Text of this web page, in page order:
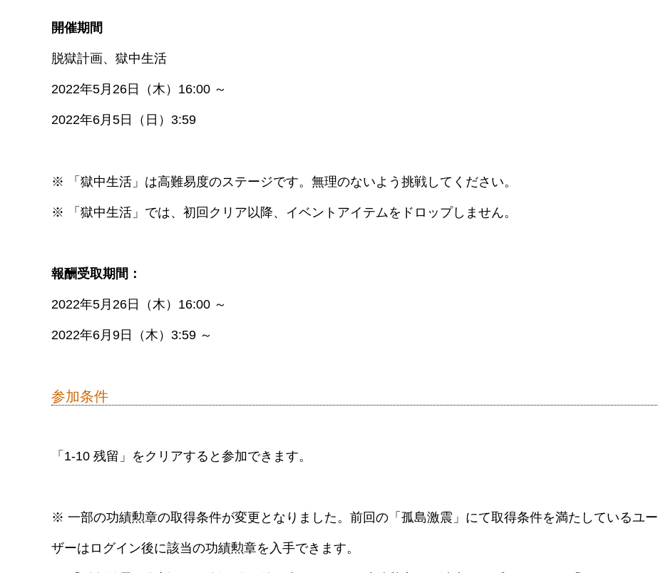
開催期間
脱獄計画、獄中生活
2022年5月26日（木）16:00 ～
2022年6月5日（日）3:59
※ 「獄中生活」は高難易度のステージです。無理のないよう挑戦してください。
※ 「獄中生活」では、初回クリア以降、イベントアイテムをドロップしません。
報酬受取期間：
2022年5月26日（木）16:00 ～
2022年6月9日（木）3:59 ～
参加条件
「1-10 残留」をクリアすると参加できます。
※ 一部の功績勲章の取得条件が変更となりました。前回の「孤島激震」にて取得条件を満たしているユー
ザーはログイン後に該当の功績勲章を入手できます。